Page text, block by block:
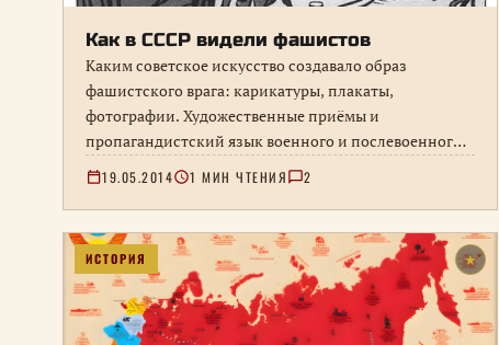
Как в СССР видели фашистов
Каким советское искусство создавало образ
фашистского врага: карикатуры, плакаты,
фотографии. Художественные приёмы и
пропагандистский язык военного и послевоенного
времени.
19.05.2014 1 МИН ЧТЕНИЯ 2
ИСТОРИЯ ★